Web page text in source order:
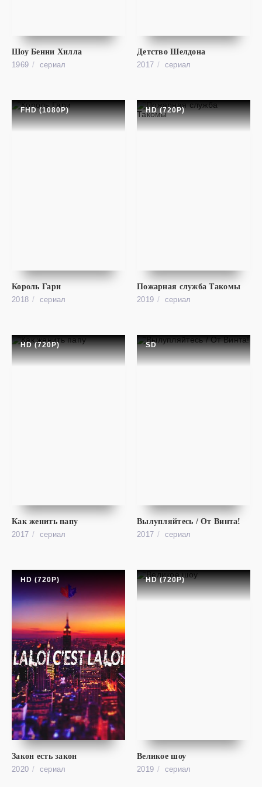
Curb Your Enthusiasm
Мне очень жаль
FHD (1080P)
cериал
Порочные / Грешники
Шоу Бенни Хилла
1969
cериал
Детство Шелдона
2017
cериал
FHD (1080P)
Король Гари
2018
cериал
HD (720P)
Пожарная служба Такомы
2019
cериал
HD (720P)
Как женить папу
2017
cериал
SD
Вылупляйтесь / От Винта!
2017
cериал
HD (720P)
Закон есть закон
2020
cериал
HD (720P)
Великое шоу
2019
cериал